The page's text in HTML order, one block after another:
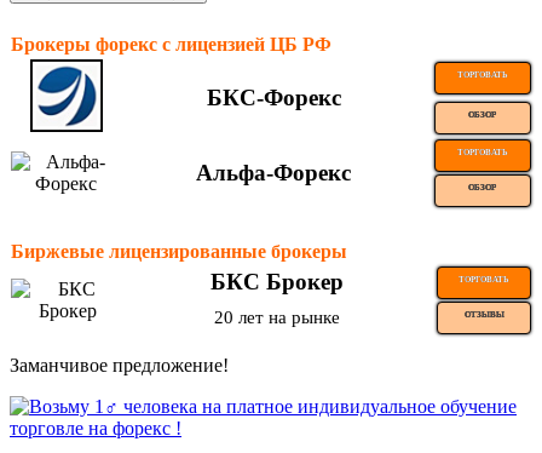
Брокеры форекс с лицензией ЦБ РФ
БКС-Форекс
ТОРГОВАТЬ
ОБЗОР
Альфа-Форекс
ТОРГОВАТЬ
ОБЗОР
Биржевые лицензированные брокеры
БКС Брокер ТОРГОВАТЬ
20 лет на рынке ОТЗЫВЫ
Заманчивое предложение!